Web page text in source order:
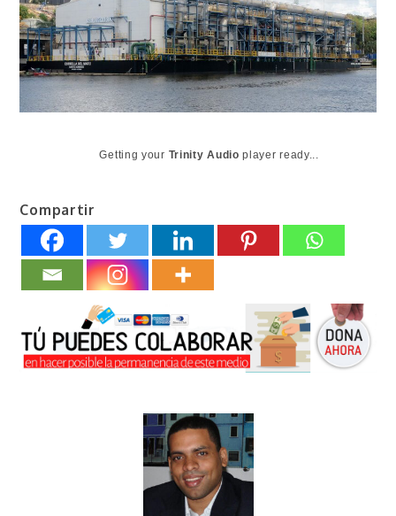
Getting your Trinity Audio player ready...
Compartir